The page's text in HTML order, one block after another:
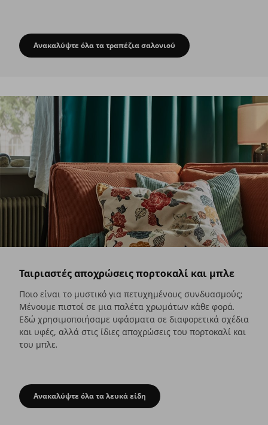
Διάλειμμα για τσάι και περιοδικά
Ανακαλύψτε όλα τα τραπέζια σαλονιού
Ταιριαστές αποχρώσεις πορτοκαλί και μπλε
Ποιο είναι το μυστικό για πετυχημένους συνδυασμούς;
Μένουμε πιστοί σε μια παλέτα χρωμάτων κάθε φορά.
Εδώ χρησιμοποιήσαμε υφάσματα σε διαφορετικά σχέδια
και υφές, αλλά στις ίδιες αποχρώσεις του πορτοκαλί και
του μπλε.
Ταιριαστές αποχρώσεις πορτοκαλί και μπλε
Ανακαλύψτε όλα τα λευκά είδη